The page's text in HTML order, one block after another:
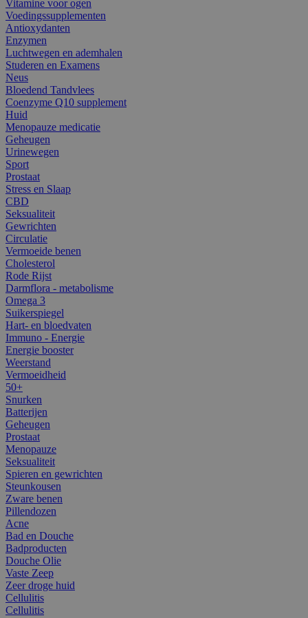
Vitamine voor ogen
Voedingssupplementen
Antioxydanten
Enzymen
Luchtwegen en ademhalen
Studeren en Examens
Neus
Bloedend Tandvlees
Coenzyme Q10 supplement
Huid
Menopauze medicatie
Geheugen
Urinewegen
Sport
Prostaat
Stress en Slaap
CBD
Seksualiteit
Gewrichten
Circulatie
Vermoeide benen
Cholesterol
Rode Rijst
Darmflora - metabolisme
Omega 3
Suikerspiegel
Hart- en bloedvaten
Immuno - Energie
Energie booster
Weerstand
Vermoeidheid
50+
Snurken
Batterijen
Geheugen
Prostaat
Menopauze
Seksualiteit
Spieren en gewrichten
Steunkousen
Zware benen
Pillendozen
Acne
Bad en Douche
Badproducten
Douche Olie
Vaste Zeep
Zeer droge huid
Cellulitis
Cellulitis